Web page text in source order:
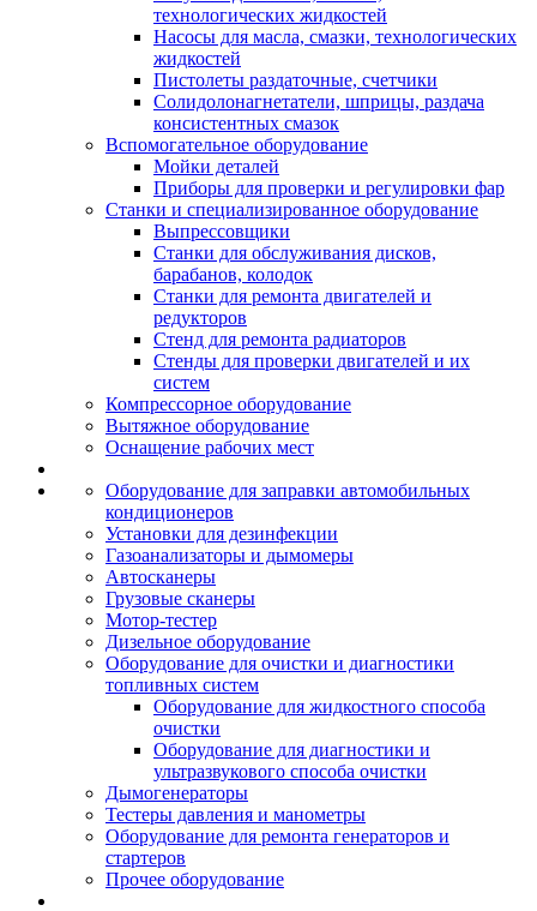
технологических жидкостей
Насосы для масла, смазки, технологических
жидкостей
Пистолеты раздаточные, счетчики
Солидолонагнетатели, шприцы, раздача
консистентных смазок
Вспомогательное оборудование
Мойки деталей
Приборы для проверки и регулировки фар
Станки и специализированное оборудование
Выпрессовщики
Станки для обслуживания дисков,
барабанов, колодок
Станки для ремонта двигателей и
редукторов
Стенд для ремонта радиаторов
Стенды для проверки двигателей и их
систем
Компрессорное оборудование
Вытяжное оборудование
Оснащение рабочих мест
Оборудование для заправки автомобильных
кондиционеров
Установки для дезинфекции
Газоанализаторы и дымомеры
Автосканеры
Грузовые сканеры
Мотор-тестер
Дизельное оборудование
Оборудование для очистки и диагностики
топливных систем
Оборудование для жидкостного способа
очистки
Оборудование для диагностики и
ультразвукового способа очистки
Дымогенераторы
Тестеры давления и манометры
Оборудование для ремонта генераторов и
стартеров
Прочее оборудование